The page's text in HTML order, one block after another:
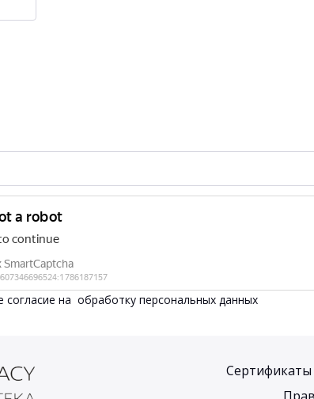
согласие на обработку персональных данных
Сертификаты